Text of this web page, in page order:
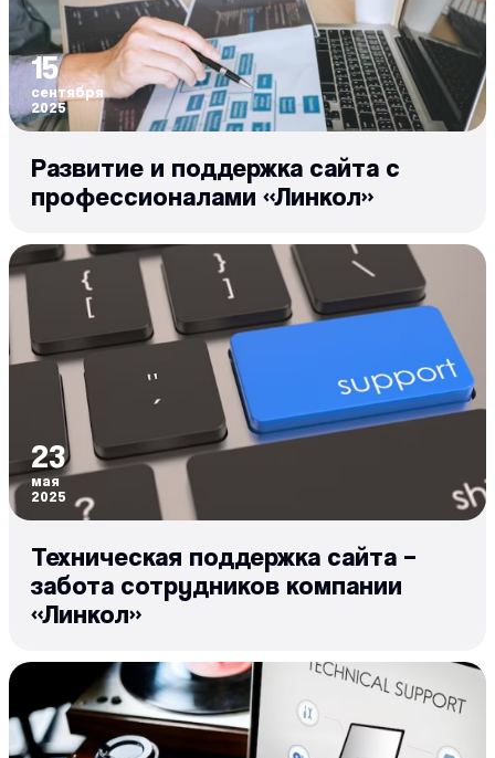
15
сентября
2025
Развитие и поддержка сайта с
профессионалами «Линкол»
23
мая
2025
Техническая поддержка сайта –
забота сотрудников компании
«Линкол»